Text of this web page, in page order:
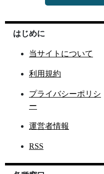
はじめに
当サイトについて
利用規約
プライバシーポリシ
ー
運営者情報
RSS